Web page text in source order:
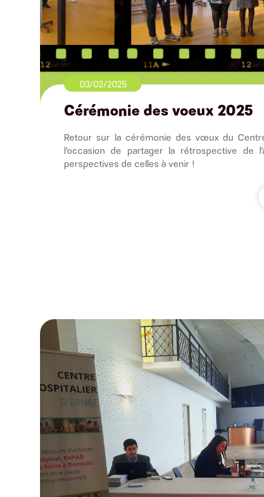
03/02/2025
Cérémonie des voeux 2025
Retour sur la cérémonie des vœux du
l’occasion de partager la rétrospective de
perspectives de celles à venir !